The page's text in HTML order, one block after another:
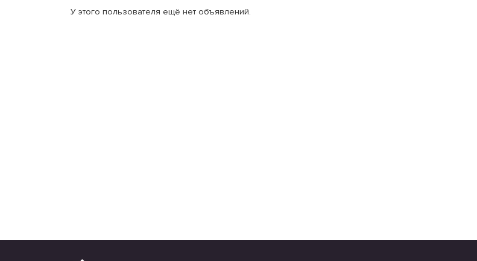
У этого пользователя ещё нет объявлений.